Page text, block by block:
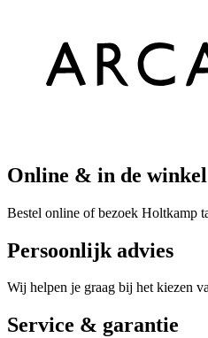
Online & in de winkel
Bestel online of bezoek Holtkamp
Persoonlijk advies
Wij helpen je graag bij het kiezen
Service & garantie